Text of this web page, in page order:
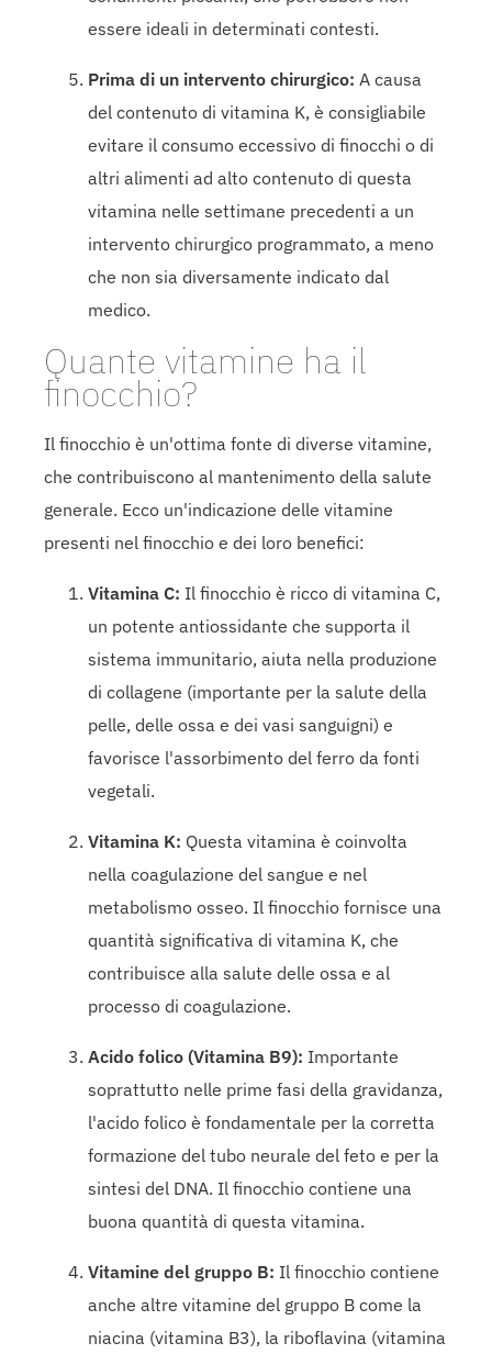
essere ideali in determinati contesti.
Prima di un intervento chirurgico: A causa
del contenuto di vitamina K, è consigliabile
evitare il consumo eccessivo di finocchi o di
altri alimenti ad alto contenuto di questa
vitamina nelle settimane precedenti a un
intervento chirurgico programmato, a meno
che non sia diversamente indicato dal
medico.
Quante vitamine ha il
finocchio?
Il finocchio è un'ottima fonte di diverse vitamine,
che contribuiscono al mantenimento della salute
generale. Ecco un'indicazione delle vitamine
presenti nel finocchio e dei loro benefici:
Vitamina C: Il finocchio è ricco di vitamina C,
un potente antiossidante che supporta il
sistema immunitario, aiuta nella produzione
di collagene (importante per la salute della
pelle, delle ossa e dei vasi sanguigni) e
favorisce l'assorbimento del ferro da fonti
vegetali.
Vitamina K: Questa vitamina è coinvolta
nella coagulazione del sangue e nel
metabolismo osseo. Il finocchio fornisce una
quantità significativa di vitamina K, che
contribuisce alla salute delle ossa e al
processo di coagulazione.
Acido folico (Vitamina B9): Importante
soprattutto nelle prime fasi della gravidanza,
l'acido folico è fondamentale per la corretta
formazione del tubo neurale del feto e per la
sintesi del DNA. Il finocchio contiene una
buona quantità di questa vitamina.
Vitamine del gruppo B: Il finocchio contiene
anche altre vitamine del gruppo B come la
niacina (vitamina B3), la riboflavina (vitamina